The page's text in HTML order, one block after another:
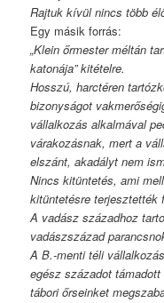
Rajtuk kívül nincs több
Egy másik forrás:
„Klein őrmester méltán
katonája” kitételre.
Hosszú, harctéren
bizonyságot
vállalkozás alkalmával
várakozásnak, mert a
elszánt, akadályt nem
Nincs kitüntetés, ami
kitüntetésre terjesztették
A vadász századhoz
vadászszázad
A B.-menti téli
egész századot
tábori őrseinket